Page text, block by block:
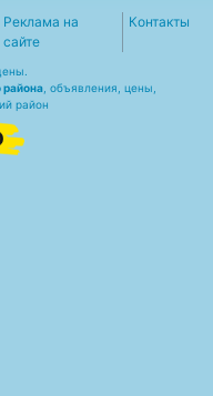
Реклама на
сайте
Контакты
, объявления, цены,
район